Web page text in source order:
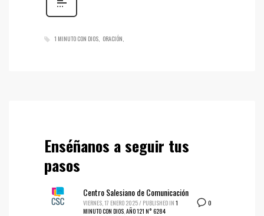
1 MINUTO CON DIOS ORACIÓN
Enséñanos a seguir tus
pasos
0
Centro Salesiano de Comunicación
VIERNES, 17 ENERO 2025/ PUBLISHED IN 1
MINUTO CON DIOS AÑO 121 N° 6284